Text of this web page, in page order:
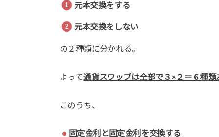
元本交換をする
元本交換をしない
の２種類に分かれる。
よって通貨スワップは全部で３×２＝６種類
このうち、
固定金利と固定金利を交換する